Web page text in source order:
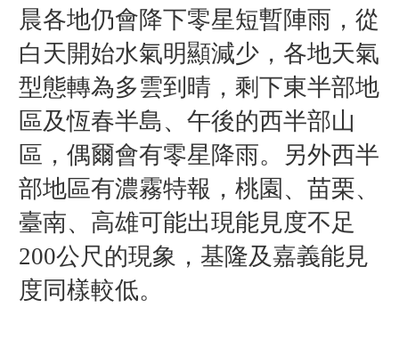
晨各地仍會降下零星短暫陣雨，從
白天開始水氣明顯減少，各地天氣
型態轉為多雲到晴，剩下東半部地
區及恆春半島、午後的西半部山
區，偶爾會有零星降雨。另外西半
部地區有濃霧特報，桃園、苗栗、
臺南、高雄可能出現能見度不足
200公尺的現象，基隆及嘉義能見
度同樣較低。